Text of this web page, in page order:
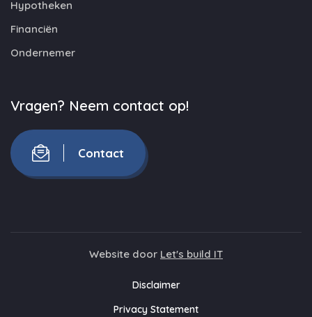
Hypotheken
Financiën
Ondernemer
Vragen? Neem contact op!
Contact
Website door Let's build IT
Disclaimer
Privacy Statement